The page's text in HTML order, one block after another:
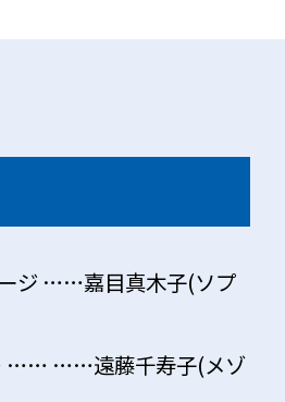
ジ ……嘉目真木子(ソプ
……遠藤千寿子(メゾ